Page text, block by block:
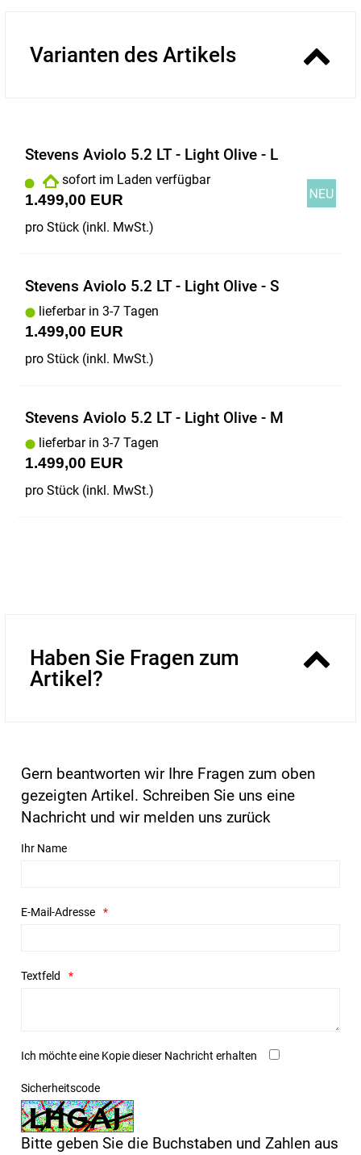
Varianten des Artikels
Stevens Aviolo 5.2 LT - Light Olive - L
sofort im Laden verfügbar
1.499,00 EUR
pro Stück (inkl. MwSt.)
Stevens Aviolo 5.2 LT - Light Olive - S
lieferbar in 3-7 Tagen
1.499,00 EUR
pro Stück (inkl. MwSt.)
Stevens Aviolo 5.2 LT - Light Olive - M
lieferbar in 3-7 Tagen
1.499,00 EUR
pro Stück (inkl. MwSt.)
Haben Sie Fragen zum
Artikel?
Gern beantworten wir Ihre Fragen zum oben
gezeigten Artikel. Schreiben Sie uns eine
Nachricht und wir melden uns zurück
Ihr Name
E-Mail-Adresse
Textfeld
Ich möchte eine Kopie dieser Nachricht erhalten
Sicherheitscode
Bitte geben Sie die Buchstaben und Zahlen aus